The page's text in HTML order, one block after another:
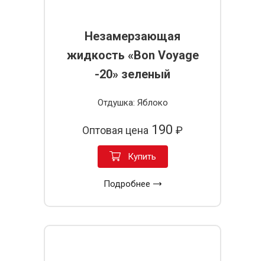
Незамерзающая
жидкость «Bon Voyage
-20» зеленый
Отдушка: Яблоко
Оптовая цена 190 ₽
Купить
Подробнее